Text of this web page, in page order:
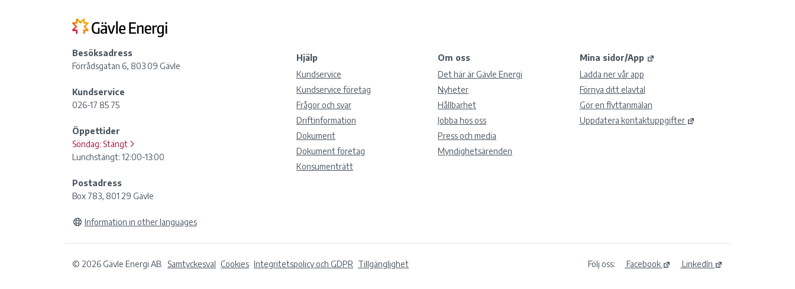
Besöksadress
Förrådsgatan 6, 803 09 Gävle
Kundservice
026-17 85 75
Öppettider
Söndag: Stängt
Lunchstängt: 12:00-13:00
Postadress
Box 783, 801 29 Gävle
Information in other languages
Hjälp
Kundservice
Kundservice företag
Frågor och svar
Driftinformation
Dokument
Dokument företag
Konsumenträtt
Om oss
Det här är Gävle Energi
Nyheter
Hållbarhet
Jobba hos oss
Press och media
Myndighetsärenden
Mina sidor/App
Ladda ner vår app
Förnya ditt elavtal
Gör en flyttanmälan
Uppdatera kontaktuppgifter
© 2026 Gävle Energi AB. Samtyckesval Cookies Integritetspolicy och GDPR Tillgänglighet Följ oss: Facebook LinkedIn